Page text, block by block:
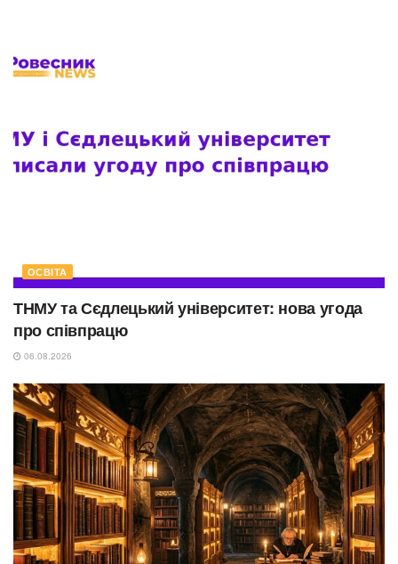
ОСВІТА
ТНМУ та Сєдлецький університет: нова угода
про співпрацю
06.08.2026